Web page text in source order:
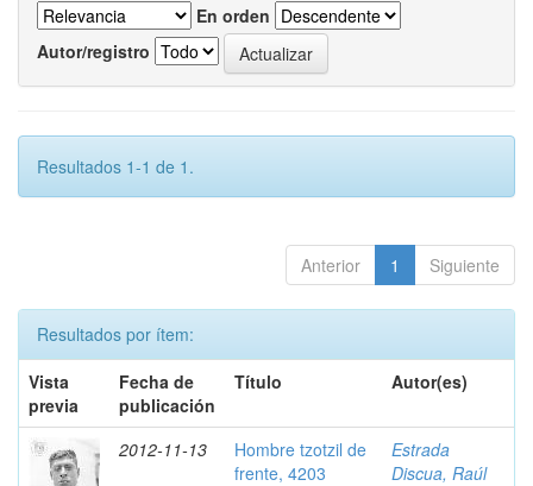
En orden
Autor/registro
Resultados 1-1 de 1.
Anterior 1 Siguiente
Resultados por ítem:
Vista
previa
Fecha de
publicación
Título Autor(es)
2012-11-13
Hombre tzotzil de
frente, 4203
Estrada
Discua, Raúl